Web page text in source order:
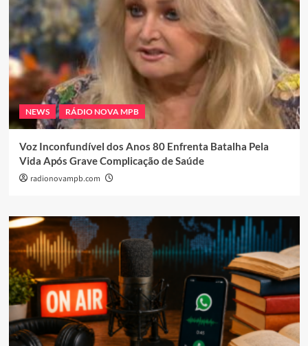
NEWS RÁDIO NOVA MPB
Voz Inconfundível dos Anos 80 Enfrenta Batalha Pela
Vida Após Grave Complicação de Saúde
radionovampb.com